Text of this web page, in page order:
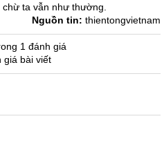
ta vẫn như thường.
Nguồn tin: thientongvietnam
1 đánh giá
giá bài viết